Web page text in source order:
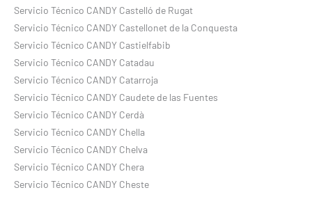
Servicio Técnico CANDY Castelló de Rugat
Servicio Técnico CANDY Castellonet de la Conquesta
Servicio Técnico CANDY Castielfabib
Servicio Técnico CANDY Catadau
Servicio Técnico CANDY Catarroja
Servicio Técnico CANDY Caudete de las Fuentes
Servicio Técnico CANDY Cerdà
Servicio Técnico CANDY Chella
Servicio Técnico CANDY Chelva
Servicio Técnico CANDY Chera
Servicio Técnico CANDY Cheste